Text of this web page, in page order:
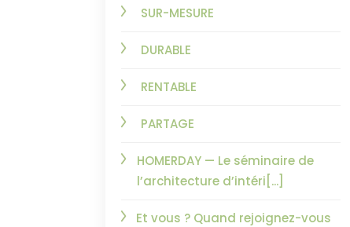
SUR-MESURE
DURABLE
RENTABLE
PARTAGE
HOMERDAY — Le séminaire de
l’architecture d’intéri[...]
Et vous ? Quand rejoignez-vous